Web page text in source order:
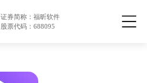
证券简称：福昕软件
股票代码：688095